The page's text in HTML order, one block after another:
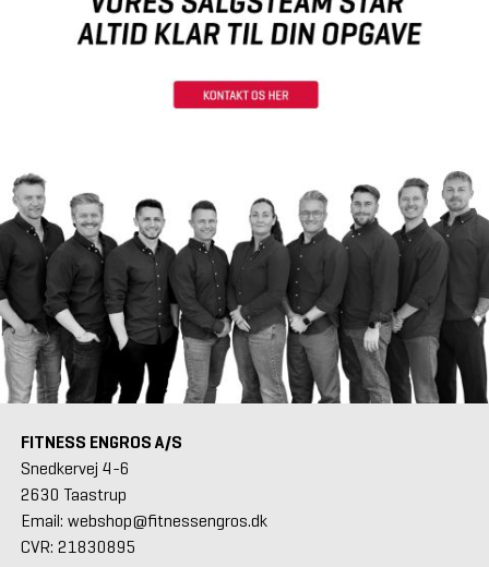
FITNESS ENGROS A/S
Snedkervej 4-6
2630 Taastrup
Email: webshop@fitnessengros.dk
CVR: 21830895